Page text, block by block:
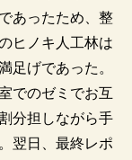
あったため、整
ヒノキ人工林は
足げであった。
でのゼミでお互
分担しながら手
翌日、最終レポ